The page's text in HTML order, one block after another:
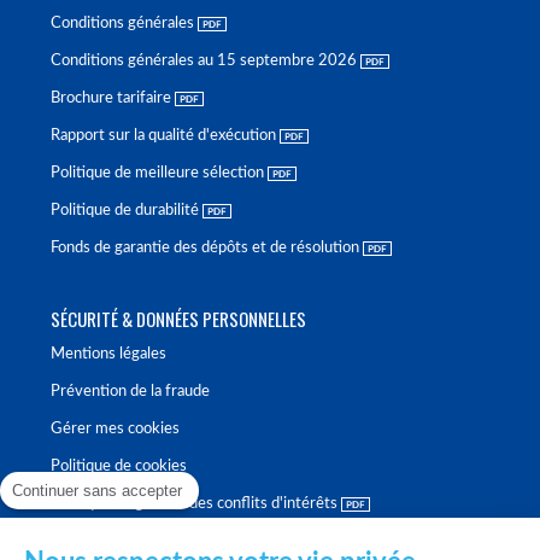
Conditions générales
Conditions générales au 15 septembre 2026
Brochure tarifaire
Rapport sur la qualité d'exécution
Politique de meilleure sélection
Politique de durabilité
Fonds de garantie des dépôts et de résolution
SÉCURITÉ & DONNÉES PERSONNELLES
Mentions légales
Prévention de la fraude
Gérer mes cookies
Politique de cookies
Politique de gestion des conflits d'intérêts
Continuer sans accepter